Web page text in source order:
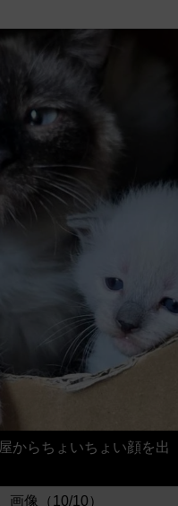
からちょいちょい顔を出
画像（10/10）